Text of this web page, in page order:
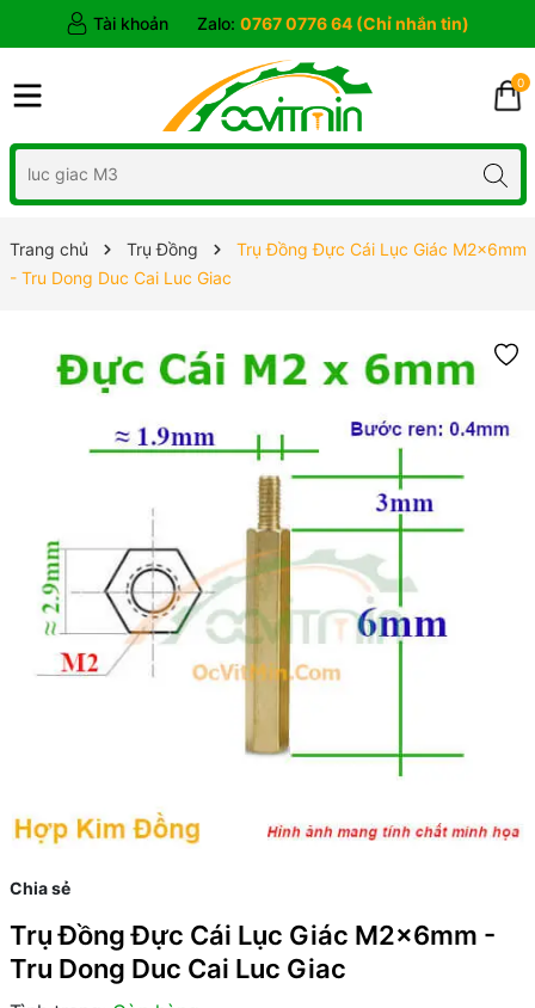
Tài khoản Zalo: 0767 0776 64 (Chỉ nhắn tin)
0
Trang chủ Trụ Đồng
Trụ Đồng Đực Cái Lục Giác M2x6mm
- Tru Dong Duc Cai Luc Giac
Chia sẻ
Trụ Đồng Đực Cái Lục Giác M2x6mm -
Tru Dong Duc Cai Luc Giac